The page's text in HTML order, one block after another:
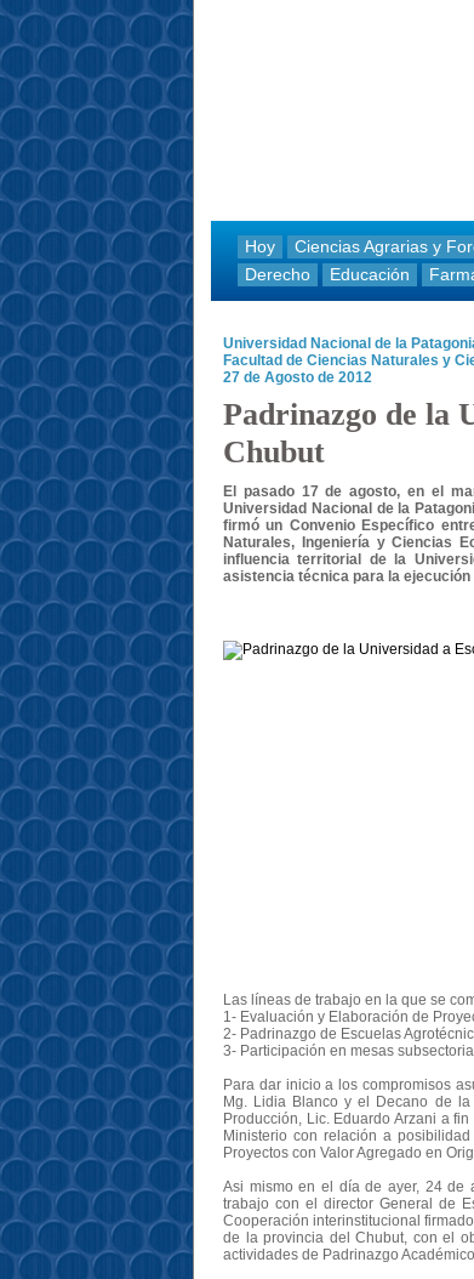
Hoy Ciencias Agrarias y
Derecho
Educación
Universidad Nacional de la
Facultad de Ciencias Naturales y
27 de Agosto de 2012
Padrinazgo de la
Chubut
El pasado 17 de agosto, en el
Universidad Nacional de la
firmó un Convenio Específico
Naturales, Ingeniería y Ciencias
influencia territorial de la
asistencia técnica para la
Las líneas de trabajo en la que se
1- Evaluación y Elaboración de
2- Padrinazgo de Escuelas
3- Participación en mesas
Para dar inicio a los compromisos
Mg. Lidia Blanco y el Decano de
Producción, Lic. Eduardo Arzani a
Ministerio con relación a
Proyectos con Valor Agregado en
Asi mismo en el día de ayer, 24 de
trabajo con el director General de
Cooperación interinstitucional
de la provincia del Chubut, con el
actividades de Padrinazgo